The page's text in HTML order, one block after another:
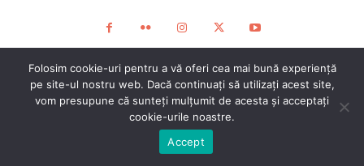
Folosim cookie-uri pentru a vă oferi cea mai bună experiență
pe site-ul nostru web. Dacă continuați să utilizați acest site,
vom presupune că sunteți mulțumit de acesta și acceptați
cookie-urile noastre.
Accept